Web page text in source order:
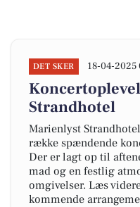
DET SKER 18-04-2025
Strandhotel
Marienlyst
række spændende
Der er lagt op til
mad og en festlig
omgivelser. Læs
kommende